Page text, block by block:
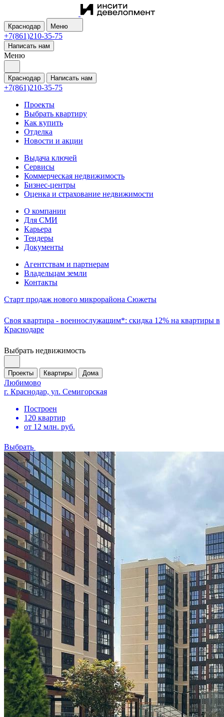
Краснодар Меню
+7(861)210-35-75
Написать нам
Меню
Краснодар Написать нам
+7(861)210-35-75
Проекты
Выбрать квартиру
Как купить
Отделка
Новости и акции
Выдача ключей
Сервисы
Коммерческая недвижимость
Бизнес-центры
Оценка и страхование недвижимости
О компании
Для СМИ
Карьера
Тендеры
Документы
Агентствам и партнерам
Владельцам земли
Контакты
Старт продаж нового микрорайона Сюжеты
Своя квартира - военнослужащим*: скидка 12% на квартиры в
Краснодаре
Выбрать недвижимость
Проекты Квартиры Дома
Любимово
г. Краснодар, ул. Семигорская
Построен
120 квартир
от 12 млн. руб.
Выбрать